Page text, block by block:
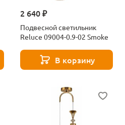
2 640 ₽
Подвесной светильник
Reluce 09004-0.9-02 Smoke
В корзину